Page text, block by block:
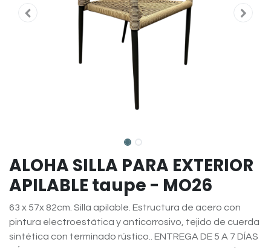
ALOHA SILLA PARA EXTERIOR
APILABLE taupe - MO26
63 x 57x 82cm. Silla apilable. Estructura de acero con
pintura electroestática y anticorrosivo, tejido de cuerda
sintética con terminado rústico.. ENTREGA DE 5 A 7 DÍAS